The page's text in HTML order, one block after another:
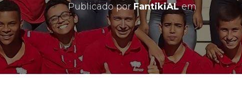
Publicado porFantikiALem